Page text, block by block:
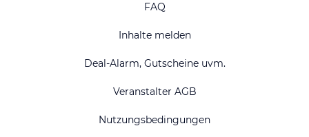
FAQ
Inhalte melden
Deal-Alarm, Gutscheine uvm.
Veranstalter AGB
Nutzungsbedingungen